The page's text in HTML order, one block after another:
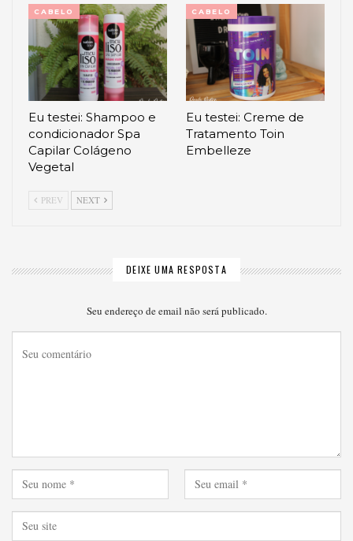
CABELO
Eu testei: Shampoo e
condicionador Spa
Capilar Colágeno
Vegetal
CABELO
Eu testei: Creme de
Tratamento Toin
Embelleze
PREV NEXT
DEIXE UMA RESPOSTA
Seu endereço de email não será publicado.